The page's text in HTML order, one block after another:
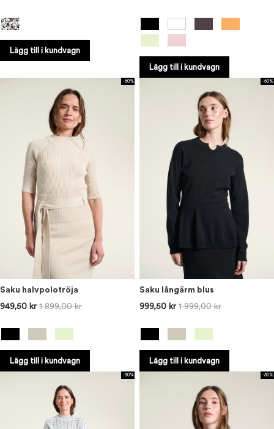
Lägg till i kundvagn
Lägg till i kundvagn
-50%
Saku halvpolotröja
949,50 kr 1 899,00 kr
Lägg till i kundvagn
-50%
Saku långärm blus
999,50 kr 1 999,00 kr
Lägg till i kundvagn
-50% -50%